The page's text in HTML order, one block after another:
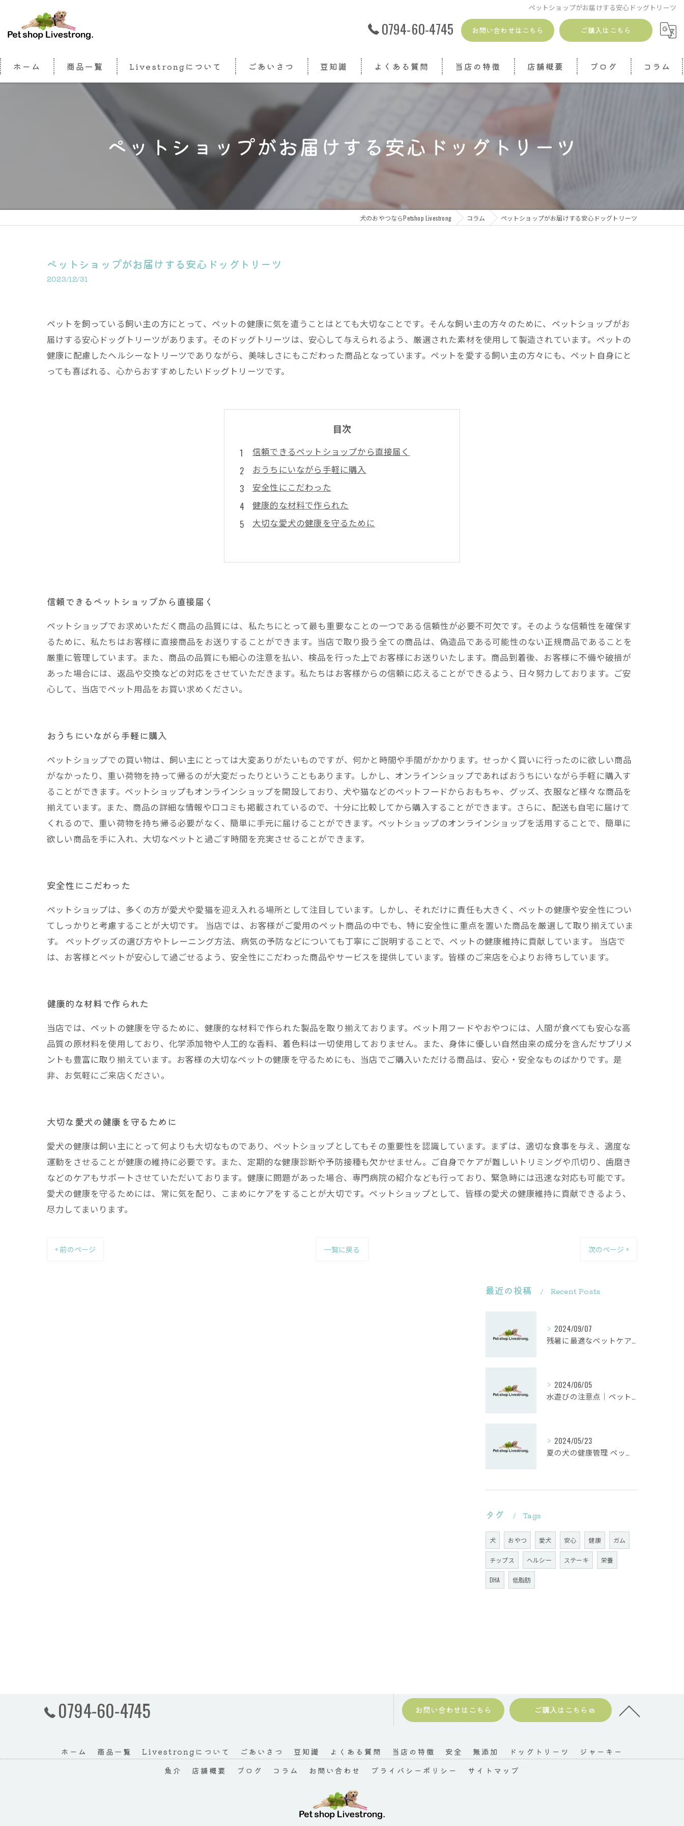
ペットショップがお届けする安心ドッグトリーツ
0794-60-4745 お問い合わせはこちら ご購入はこちら
ホーム 商品一覧 Livestrongについて ごあいさつ 豆知識 よくある質問 当店の特徴
ドッグトリーツ
店舗概要 ブログ コラム
ペットショップがお届けする安心ドッグトリーツ
犬のおやつならPetshop Livestrong コラム ペットショップがお届けする安心ドッグトリーツ
ペットショップがお届けする安心ドッグトリーツ
2023/12/31
ペットを飼っている飼い主の方にとって、ペットの健康に気を遣うことはとても大切なことです。そんな飼い主の方々のために、ペットショップがお
届けする安心ドッグトリーツがあります。そのドッグトリーツは、安心して与えられるよう、厳選された素材を使用して製造されています。ペットの
健康に配慮したヘルシーなトリーツでありながら、美味しさにもこだわった商品となっています。ペットを愛する飼い主の方々にも、ペット自身にと
っても喜ばれる、心からおすすめしたいドッグトリーツです。
目次
信頼できるペットショップから直接届く
おうちにいながら手軽に購入
安全性にこだわった
健康的な材料で作られた
大切な愛犬の健康を守るために
信頼できるペットショップから直接届く
ペットショップでお求めいただく商品の品質には、私たちにとって最も重要なことの一つである信頼性が必要不可欠です。そのような信頼性を確保す
るために、私たちはお客様に直接商品をお送りすることができます。当店で取り扱う全ての商品は、偽造品である可能性のない正規商品であることを
厳重に管理しています。また、商品の品質にも細心の注意を払い、検品を行った上でお客様にお送りいたします。商品到着後、お客様に不備や破損が
あった場合には、返品や交換などの対応をさせていただきます。私たちはお客様からの信頼に応えることができるよう、日々努力しております。ご安
心して、当店でペット用品をお買い求めください。
おうちにいながら手軽に購入
ペットショップでの買い物は、飼い主にとっては大変ありがたいものですが、何かと時間や手間がかかります。せっかく買いに行ったのに欲しい商品
がなかったり、重い荷物を持って帰るのが大変だったりということもあります。しかし、オンラインショップであればおうちにいながら手軽に購入す
ることができます。ペットショップもオンラインショップを開設しており、犬や猫などのペットフードからおもちゃ、グッズ、衣服など様々な商品を
揃えています。また、商品の詳細な情報や口コミも掲載されているので、十分に比較してから購入することができます。さらに、配送も自宅に届けて
くれるので、重い荷物を持ち帰る必要がなく、簡単に手元に届けることができます。ペットショップのオンラインショップを活用することで、簡単に
欲しい商品を手に入れ、大切なペットと過ごす時間を充実させることができます。
安全性にこだわった
ペットショップは、多くの方が愛犬や愛猫を迎え入れる場所として注目しています。しかし、それだけに責任も大きく、ペットの健康や安全性につい
てしっかりと考慮することが大切です。 当店では、お客様がご愛用のペット商品の中でも、特に安全性に重点を置いた商品を厳選して取り揃えていま
す。 ペットグッズの選び方やトレーニング方法、病気の予防などについても丁寧にご説明することで、ペットの健康維持に貢献しています。 当店で
は、お客様とペットが安心して過ごせるよう、安全性にこだわった商品やサービスを提供しています。皆様のご来店を心よりお待ちしています。
健康的な材料で作られた
当店では、ペットの健康を守るために、健康的な材料で作られた製品を取り揃えております。ペット用フードやおやつには、人間が食べても安心な高
品質の原材料を使用しており、化学添加物や人工的な香料、着色料は一切使用しておりません。また、身体に優しい自然由来の成分を含んだサプリメ
ントも豊富に取り揃えています。お客様の大切なペットの健康を守るためにも、当店でご購入いただける商品は、安心・安全なものばかりです。是
非、お気軽にご来店ください。
大切な愛犬の健康を守るために
愛犬の健康は飼い主にとって何よりも大切なものであり、ペットショップとしてもその重要性を認識しています。まずは、適切な食事を与え、適度な
運動をさせることが健康の維持に必要です。また、定期的な健康診断や予防接種も欠かせません。ご自身でケアが難しいトリミングや爪切り、歯磨き
などのケアもサポートさせていただいております。健康に問題があった場合、専門病院の紹介なども行っており、緊急時には迅速な対応も可能です。
愛犬の健康を守るためには、常に気を配り、こまめにケアをすることが大切です。ペットショップとして、皆様の愛犬の健康維持に貢献できるよう、
尽力してまいります。
< 前のページ 一覧に戻る 次のページ >
最近の投稿 Recent Posts
2024/09/07
残暑に最適なペットケア方法
2024/06/05
水遊びの注意点｜ペットショップ業界のプロが教えるペットとの安全な夏の過ごし方
2024/05/23
夏の犬の健康管理 ペットショップがおすすめする熱中症対策とは？
タグ Tags
犬 おやつ 愛犬 安心 健康 ガム
チップス ヘルシー ステーキ 栄養
DHA 低脂肪
0794-60-4745 お問い合わせはこちら ご購入はこちら
ホーム 商品一覧 Livestrongについて ごあいさつ 豆知識 よくある質問 当店の特徴 安全 無添加 ドッグトリーツ
ジャーキー
魚介
店舗概要 ブログ コラム お問い合わせ プライバシーポリシー サイトマップ